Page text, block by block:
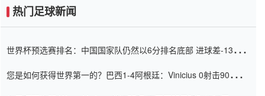
热门足球新闻
世界杯预选赛排名：中国国家队仍然以6分排名底部 进球差-13令人
您是如何获得世界第一的？巴西1-4阿根廷：Vinicius 0射击90分钟